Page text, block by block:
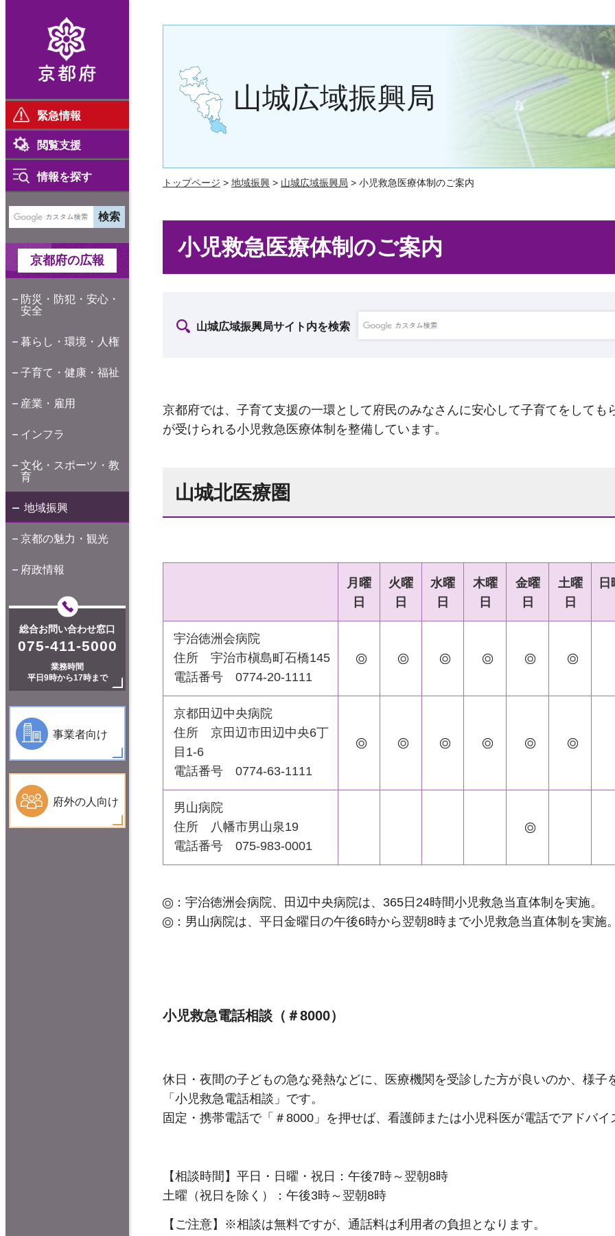
緊急情報
閲覧支援
情報を探す
京都府の広報
防災・防犯・安心・
安全
暮らし・環境・人権
子育て・健康・福祉
産業・雇用
インフラ
文化・スポーツ・教
育
地域振興
京都の魅力・観光
府政情報
総合お問い合わせ窓口
075-411-5000
業務時間
平日9時から17時まで
事業者向け
府外の人向け
山城広域振興局
トップページ > 地域振興 > 山城広域振興局 > 小児救急医療体制のご案内
小児救急医療体制のご案内
山城広域振興局サイト内を検索
京都府では、子育て支援の一環として府民のみなさんに安心して子育てをして
が受けられる小児救急医療体制を整備しています。
山城北医療圏
月曜
日
火曜
日
水曜
日
木曜
日
金曜
日
土曜
日
宇治徳洲会病院
住所 宇治市槇島町石橋145
電話番号 0774-20-1111
京都田辺中央病院
住所 京田辺市田辺中央6丁
目1-6
電話番号 0774-63-1111
男山病院
住所 八幡市男山泉19
電話番号 075-983-0001
：宇治徳洲会病院、田辺中央病院は、365日24時間小児救急当直体制を実施。
：男山病院は、平日金曜日の午後6時から翌朝8時まで小児救急当直体制を実施
小児救急電話相談（＃8000）
休日・夜間の子どもの急な発熱などに、医療機関を受診した方が良いのか、様
「小児救急電話相談」です。
固定・携帯電話で「＃8000」を押せば、看護師または小児科医が電話でアドバ
【相談時間】平日・日曜・祝日：午後7時～翌朝8時
土曜（祝日を除く）：午後3時～翌朝8時
【ご注意】※相談は無料ですが、通話料は利用者の負担となります。